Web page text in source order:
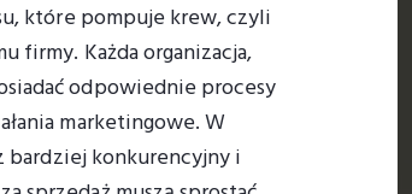
które pompuje krew, czyli
firmy. Każda organizacja,
odpowiednie procesy
marketingowe. W
bardziej konkurencyjny i